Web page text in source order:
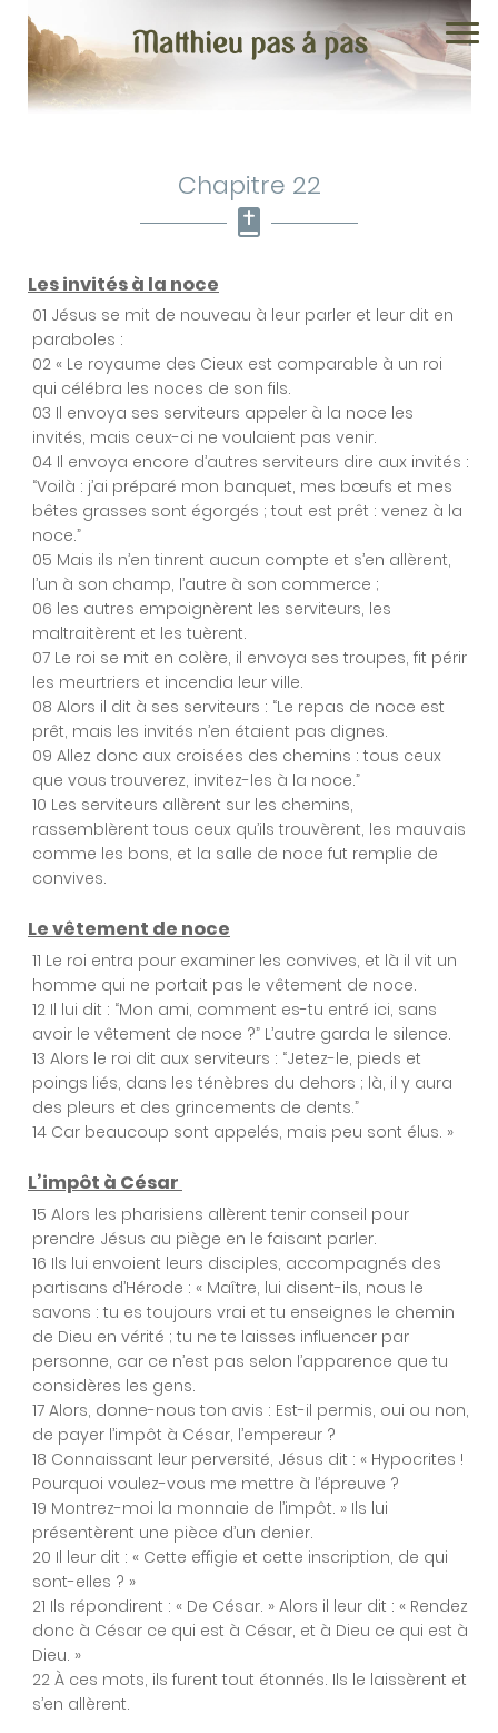
Chapitre 2
Chapitre 3
Chapitre 4
Chapitre 5
Chapitre 6
Chapitre 7
Chapitre 8
Chapitre 9
Chapitre 10
Chapitre 12
Chapitre 13
Chapitre 14
Chapitre 15
Chapitre 16
Chapitre 17
Chapitre 22
Les invités à la noce
01 Jésus se mit de nouveau à leur parler et leur dit en
paraboles :
02 « Le royaume des Cieux est comparable à un roi
qui célébra les noces de son fils.
03 Il envoya ses serviteurs appeler à la noce les
invités, mais ceux-ci ne voulaient pas venir.
04 Il envoya encore d’autres serviteurs dire aux invités :
“Voilà : j’ai préparé mon banquet, mes bœufs et mes
bêtes grasses sont égorgés ; tout est prêt : venez à la
noce.”
05 Mais ils n’en tinrent aucun compte et s’en allèrent,
l’un à son champ, l’autre à son commerce ;
06 les autres empoignèrent les serviteurs, les
maltraitèrent et les tuèrent.
07 Le roi se mit en colère, il envoya ses troupes, fit périr
les meurtriers et incendia leur ville.
08 Alors il dit à ses serviteurs : “Le repas de noce est
prêt, mais les invités n’en étaient pas dignes.
09 Allez donc aux croisées des chemins : tous ceux
que vous trouverez, invitez-les à la noce.”
10 Les serviteurs allèrent sur les chemins,
rassemblèrent tous ceux qu’ils trouvèrent, les mauvais
comme les bons, et la salle de noce fut remplie de
convives.
Le vêtement de noce
11 Le roi entra pour examiner les convives, et là il vit un
homme qui ne portait pas le vêtement de noce.
12 Il lui dit : “Mon ami, comment es-tu entré ici, sans
avoir le vêtement de noce ?” L’autre garda le silence.
13 Alors le roi dit aux serviteurs : “Jetez-le, pieds et
poings liés, dans les ténèbres du dehors ; là, il y aura
des pleurs et des grincements de dents.”
14 Car beaucoup sont appelés, mais peu sont élus. »
L’impôt à César
15 Alors les pharisiens allèrent tenir conseil pour
prendre Jésus au piège en le faisant parler.
16 Ils lui envoient leurs disciples, accompagnés des
partisans d’Hérode : « Maître, lui disent-ils, nous le
savons : tu es toujours vrai et tu enseignes le chemin
de Dieu en vérité ; tu ne te laisses influencer par
personne, car ce n’est pas selon l’apparence que tu
considères les gens.
17 Alors, donne-nous ton avis : Est-il permis, oui ou non,
de payer l’impôt à César, l’empereur ?
18 Connaissant leur perversité, Jésus dit : « Hypocrites !
Pourquoi voulez-vous me mettre à l’épreuve ?
19 Montrez-moi la monnaie de l’impôt. » Ils lui
présentèrent une pièce d’un denier.
20 Il leur dit : « Cette effigie et cette inscription, de qui
sont-elles ? »
21 Ils répondirent : « De César. » Alors il leur dit : « Rendez
donc à César ce qui est à César, et à Dieu ce qui est à
Dieu. »
22 À ces mots, ils furent tout étonnés. Ils le laissèrent et
s’en allèrent.